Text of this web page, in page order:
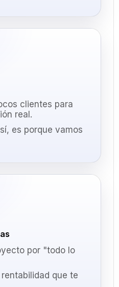
clientes para
real.
es porque vamos
por "todo lo
que te